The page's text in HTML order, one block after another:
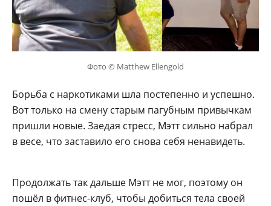
Фото © Matthew Ellengold
Борьба с наркотиками шла постепенно и успешно.
Вот только на смену старым пагубным привычкам
пришли новые. Заедая стресс, Мэтт сильно набрал
в весе, что заставило его снова себя ненавидеть.
Продолжать так дальше Мэтт не мог, поэтому он
пошёл в фитнес-клуб, чтобы добиться тела своей